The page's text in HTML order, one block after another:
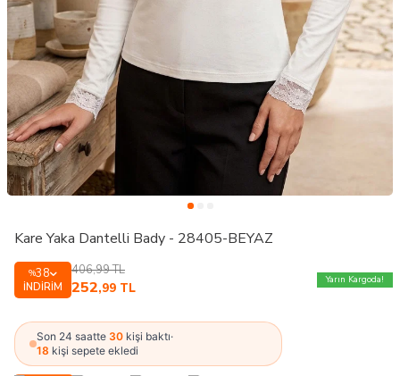
Kare Yaka Dantelli Bady - 28405-BEYAZ
%38
İNDIRIM
406,99TL
252,99 TL
Yarın Kargoda!
Son 24 saatte 30 kişi baktı·
18 kişi sepete ekledi